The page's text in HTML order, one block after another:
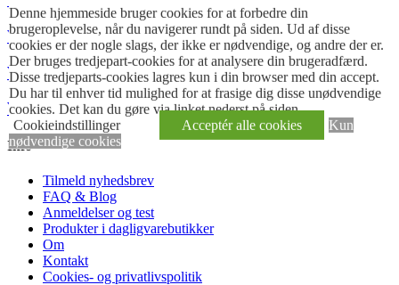
Vegansk lagkage
Vegansk moussekage
Vegansk is med eller uden karamel
Info
Tilmeld nyhedsbrev
FAQ & Blog
Anmeldelser og test
Produkter i dagligvarebutikker
Om
Kontakt
Cookies- og privatlivspolitik
Denne hjemmeside bruger cookies for at forbedre din
brugeroplevelse, når du navigerer rundt på siden. Ud af disse
cookies er der nogle slags, der ikke er nødvendige, og andre der er.
Der bruges tredjepart-cookies for at analysere din brugeradfærd.
Disse tredjeparts-cookies lagres kun i din browser med din accept.
Du har til enhver tid mulighed for at frasige dig disse unødvendige
cookies. Det kan du gøre via linket nederst på siden.
Cookieindstillinger
Acceptér alle cookies
Kun
nødvendige cookies